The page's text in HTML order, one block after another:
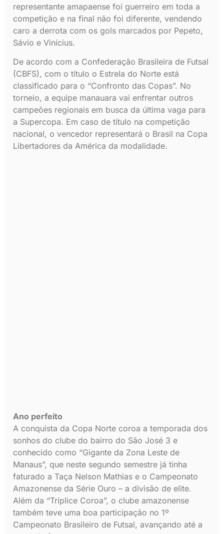
representante amapaense foi guerreiro em toda a
competição e na final não foi diferente, vendendo
caro a derrota com os gols marcados por Pepeto,
Sávio e Vinícius.
De acordo com a Confederação Brasileira de Futsal
(CBFS), com o título o Estrela do Norte está
classificado para o “Confronto das Copas”. No
torneio, a equipe manauara vai enfrentar outros
campeões regionais em busca da última vaga para
a Supercopa. Em caso de título na competição
nacional, o vencedor representará o Brasil na Copa
Libertadores da América da modalidade.
Ano perfeito
A conquista da Copa Norte coroa a temporada dos
sonhos do clube do bairro do São José 3 e
conhecido como “Gigante da Zona Leste de
Manaus”, que neste segundo semestre já tinha
faturado a Taça Nelson Mathias e o Campeonato
Amazonense da Série Ouro – a divisão de elite.
Além da “Tríplice Coroa”, o clube amazonense
também teve uma boa participação no 1º
Campeonato Brasileiro de Futsal, avançando até a